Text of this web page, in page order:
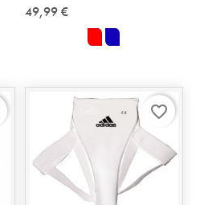
49,99 €
rouge
favorite_border